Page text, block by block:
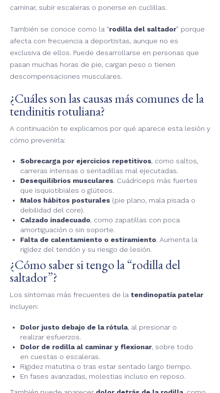
caminar, subir escaleras o ponerse en cuclillas.
También se conoce como la “rodilla del saltador” porque
afecta con frecuencia a deportistas, aunque no es
exclusiva de ellos. Puede desarrollarse en personas que
pasan muchas horas de pie, cargan peso o tienen
descompensaciones musculares.
¿Cuáles son las causas más comunes de la
tendinitis rotuliana?
A continuación te explicamos por qué aparece esta lesión y
cómo prevenirla:
Sobrecarga por ejercicios repetitivos , como saltos,
carreras intensas o sentadillas mal ejecutadas.
Desequilibrios musculares. Cuádriceps más fuertes
que isquiotibiales o glúteos.
Malos hábitos posturales (pie plano, mala pisada o
debilidad del core).
Calzado inadecuado , como zapatillas con poca
amortiguación o sin soporte.
Falta de calentamiento o estiramiento. Aumenta la
rigidez del tendón y su riesgo de lesión.
¿Cómo saber si tengo la “rodilla del
saltador”?
Los síntomas más frecuentes de la tendinopatía patelar
incluyen:
Dolor justo debajo de la rótula, al presionar o
realizar esfuerzos.
Dolor de rodilla al caminar y flexionar , sobre todo
en cuestas o escaleras.
Rigidez matutina o tras estar sentado largo tiempo.
En fases avanzadas, molestias incluso en reposo.